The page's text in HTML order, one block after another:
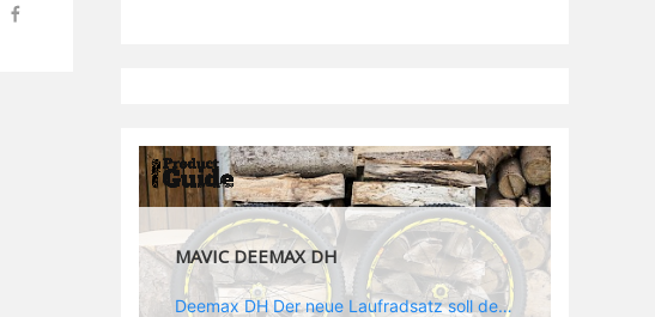
MAVIC DEEMAX DH
Deemax DH Der neue Laufradsatz soll den veränderten Ansprüchen im Downhill Einsatz gerecht werden: die Geschwindigkeiten werden immer höher, die Kräfte, die aufs Material wirken ebenfalls. Damit steigen natürlich auch die Ansprüche der Fahrer ans Material. Das einzige, was eventuell niedriger wird, ist der Reifendruck. Somit ergibt sich der Anforderungskatalog an das Deemax-Update. Hier ist das Ergebnis: - der Laufradsatz bekam eine neue Felge mit 28 mm Innenbreite. Laut Scott Sharples ist das der beste Kompromiss aus Stabilität, Gewicht und Steifigkeit, vor allem aber passt diese Breite am besten zu den Reifen, die aktuell auf dem Markt sind und im Renneinsatz gefahren werden. Es gehe auch breite und schmaler, 28 mm hätten sich aber im Test als Optimum herausgestellt. - mit einem 4D-Fertigungsprozess wurde die Materialverteilung optimiert: Stabilität dort, wo sie erforderlich ist, Gewichtsersparnis da, wo es Sinn macht. Somit gibt Mavic eine GGewichtsersparnis von 15 % an, ohne an Stabilität einzubüßen - neue, ultraleichte „double butted“ Speichen und ein super effizienter Freilauf - Mavics bewährtes UST System für perfekte Kompatibilität mit Tubeless Reifen - Gewicht (Laufradset): 1944 g)